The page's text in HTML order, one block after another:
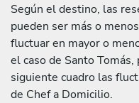
Según el destino, las
pueden ser más o
fluctuar en mayor o
el caso de Santo
siguiente cuadro las
de Chef a Domicilio.